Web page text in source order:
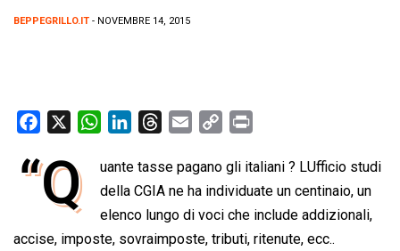
BEPPEGRILLO.IT - NOVEMBRE 14, 2015
c
e
o
W
a
t
s
A
n
k
e
d
r
e
a
d
a
i
l
p
y
L
i
i
n
t
“Q
uante tasse pagano gli italiani ? LUfficio studi
della CGIA ne ha individuate un centinaio, un
elenco lungo di voci che include addizionali,
accise, imposte, sovraimposte, tributi, ritenute, ecc..